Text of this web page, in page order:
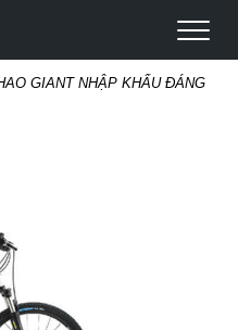
GIANT NHẬP KHẨU ĐÁNG